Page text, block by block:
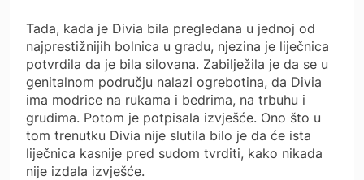
Tada, kada je Divia bila pregledana u jednoj od
najprestižnijih bolnica u gradu, njezina je liječnica
potvrdila da je bila silovana. Zabilježila je da se u
genitalnom području nalazi ogrebotina, da Divia
ima modrice na rukama i bedrima, na trbuhu i
grudima. Potom je potpisala izvješće. Ono što u
tom trenutku Divia nije slutila bilo je da će ista
liječnica kasnije pred sudom tvrditi, kako nikada
nije izdala izvješće.